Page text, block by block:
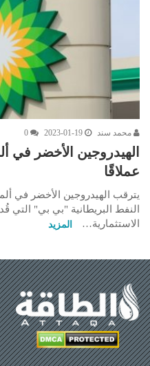
محمد سند 2023-01-19
0
الهيدروجين الأخضر في
عملاقًا
يترقب الهيدروجين الأخضر في
النفط البريطانية "بي بي"
الاستثمارية…
المزيد